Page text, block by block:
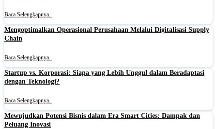
Baca Selengkapnya..
Mengoptimalkan Operasional Perusahaan Melalui Digitalisasi Supply
Chain
Baca Selengkapnya..
Startup vs. Korporasi: Siapa yang Lebih Unggul dalam Beradaptasi
dengan Teknologi?
Baca Selengkapnya..
Mewujudkan Potensi Bisnis dalam Era Smart Cities: Dampak dan
Peluang Inovasi